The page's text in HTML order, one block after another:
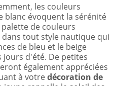
les couleurs
blanc évoquent la sérénité
de couleurs
tout style nautique qui
de bleu et le beige
jours d'été. De petites
également appréciées
à votredécoration de